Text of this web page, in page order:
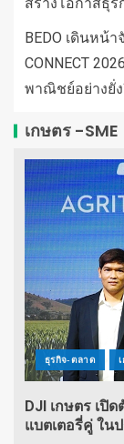
BEDO เดินหน้า
CONNECT
พาณิชย์อย่างยั่
เกษตร -SME
ธุรกิจ-ตลาด
DJI เกษตร เปิ
แบตเตอรี่คู่ ใน